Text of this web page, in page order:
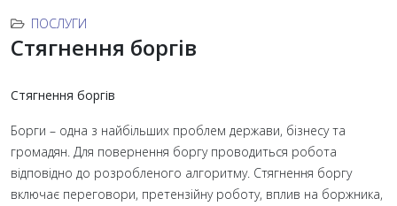
ПОСЛУГИ
Стягнення боргів
Стягнення боргів
Борги – одна з найбільших проблем держави, бізнесу та
громадян. Для повернення боргу проводиться робота
відповідно до розробленого алгоритму. Стягнення боргу
включає переговори, претензійну роботу, вплив на боржника,